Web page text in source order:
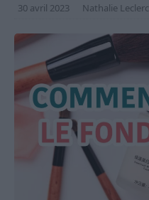
30 avril 2023 Nathalie Leclerc